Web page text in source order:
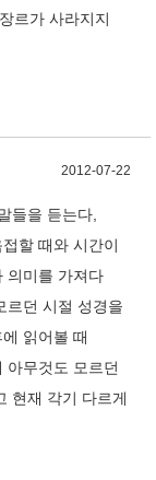
르가 사라지지
2012-07-22
들을 듣는다,
할 때와 시간이
의미를 가져다
르던 시절 성경을
읽어볼 때
아무것도 모르던
현재 각기 다르게